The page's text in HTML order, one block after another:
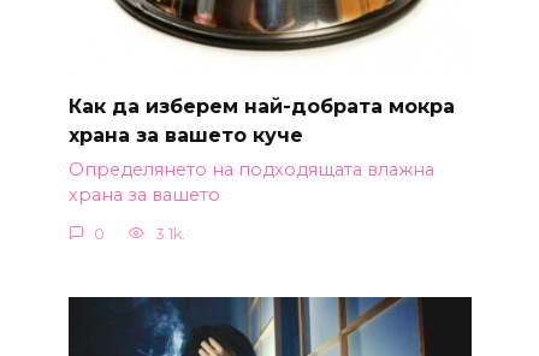
Как да изберем най-добрата мокра
храна за вашето куче
Определянето на подходящата влажна
храна за вашето
0 3.1k.